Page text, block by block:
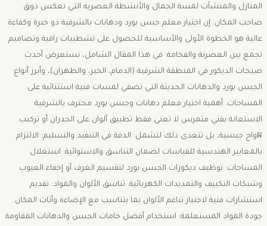
المنازل والمنشآت لمسة الجمال والأنشطة العصرية التي تعكس ذوق
صاحب المكان. إن اختيار معلم جبس بورد ودهانات بالشرقية ذو خبرة وكفاءة
عالية هو الخطوة الأولى والأساسية للحصول على تشطيبات راقية وتصاميم
تجمع بين العصرنة والفخامة. ​في هذا المقال الشامل، نستعرض أحدث
صيحات الديكور في المنطقة الشرقية (الدمام، الخبر، والظهران)، وأبرز أنواع
الجبس بورد والدهانات الحديثة التي تضفي لمسات فنية استثنائية على
المساحات. ​أهمية اختيار معلم دهانات وجبس بورد محترف بالشرقية ​
الاستعانة بفني متمرس لا تعني فقط تطبيق ألوان على الجدران أو تركيب
ผواح جبسية، بل تتعدى ذلك لتشمل: ​الدقة في التنفيذ والتسليم: الالتزام
بالمعايير الهندسية للقياسات لضمان التناسق والاستوائية. ​استغلال
المساحات: توظيف ديكورات الجبس بورد لتقسيم الغرف أو إخفاء العيوب
وشبكات التكييف والتمديدات الكهربائية. ​تناسق الألوان والمواد: تقديم
استشارات فنية لاختيار تناغم الألوان بما يتناسب مع الإضاءة وأثاث المكان. ​
جودة المواد المستعلمة: استخدام أفضل خامات الجبس والدهانات المقاومة